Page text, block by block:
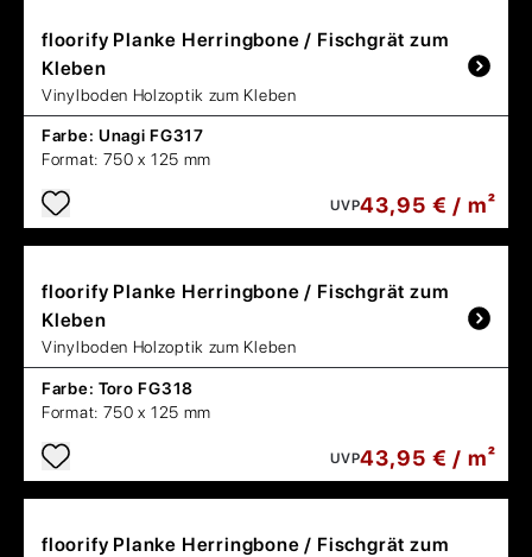
floorify Planke Herringbone / Fischgrät zum
Kleben
Vinylboden Holzoptik zum Kleben
Farbe: Unagi FG317
Format: 750 x 125 mm
UVP43,95 € / m²
floorify Planke Herringbone / Fischgrät zum
Kleben
Vinylboden Holzoptik zum Kleben
Farbe: Toro FG318
Format: 750 x 125 mm
UVP43,95 € / m²
floorify Planke Herringbone / Fischgrät zum